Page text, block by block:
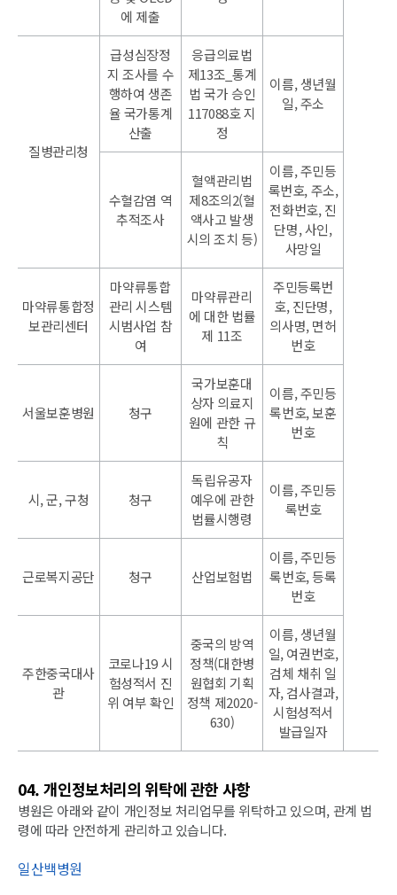
에 제출
질병관리청
급성심장정
지 조사를 수
행하여 생존
율 국가통계
산출
응급의료법
제13조_통계
법 국가 승인
117088호 지
정
이름, 생년월
일, 주소
수혈감염 역
추적조사
혈액관리법
제8조의2(혈
액사고 발생
시의 조치 등)
이름, 주민등
록번호, 주소,
전화번호, 진
단명, 사인,
사망일
마약류통합정
보관리센터
마약류통합
관리 시스템
시범사업 참
여
마약류관리
에 대한 법률
제 11조
주민등록번
호, 진단명,
의사명, 면허
번호
서울보훈병원 청구
국가보훈대
상자 의료지
원에 관한 규
칙
이름, 주민등
록번호, 보훈
번호
시, 군, 구청 청구
독립유공자
예우에 관한
법률시행령
이름, 주민등
록번호
근로복지공단 청구 산업보험법
이름, 주민등
록번호, 등록
번호
주한중국대사
관
코로나19 시
험성적서 진
위 여부 확인
중국의 방역
정책(대한병
원협회 기획
정책 제2020-
630)
이름, 생년월
일, 여권번호,
검체 채취 일
자, 검사결과,
시험성적서
발급일자
04. 개인정보처리의 위탁에 관한 사항
병원은 아래와 같이 개인정보 처리업무를 위탁하고 있으며, 관계 법
령에 따라 안전하게 관리하고 있습니다.
일산백병원